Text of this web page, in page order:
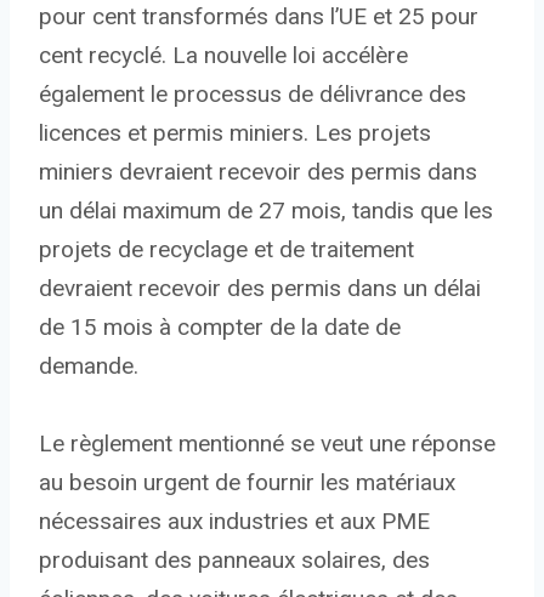
pour cent transformés dans l’UE et 25 pour
cent recyclé. La nouvelle loi accélère
également le processus de délivrance des
licences et permis miniers. Les projets
miniers devraient recevoir des permis dans
un délai maximum de 27 mois, tandis que les
projets de recyclage et de traitement
devraient recevoir des permis dans un délai
de 15 mois à compter de la date de
demande.
Le règlement mentionné se veut une réponse
au besoin urgent de fournir les matériaux
nécessaires aux industries et aux PME
produisant des panneaux solaires, des